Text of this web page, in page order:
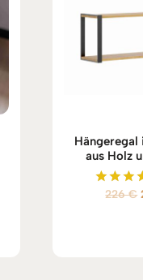
aus Holz
226€